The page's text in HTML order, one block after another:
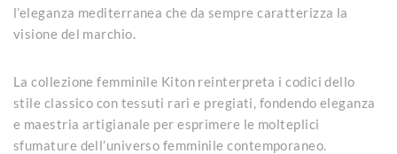
l’eleganza mediterranea che da sempre caratterizza la
visione del marchio.
La collezione femminile Kiton reinterpreta i codici dello
stile classico con tessuti rari e pregiati, fondendo eleganza
e maestria artigianale per esprimere le molteplici
sfumature dell’universo femminile contemporaneo.